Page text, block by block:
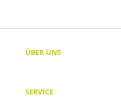
ÜBER UNS
SERVICE